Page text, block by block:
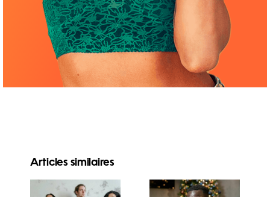
Articles similaires